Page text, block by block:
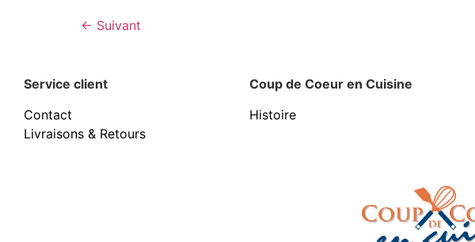
← Suivant
Service client
Contact
Livraisons & Retours
Coup de Coeur en Cuisine
Histoire